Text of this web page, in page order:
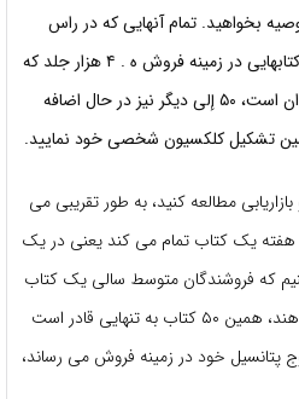
بخواهید. تمام آنهایی که در راس
هستند هر کدام صاحب کلکسیون کتابهایی در زمینه فروش ه . ۴ هزار جلد که
در حال حاضر در خدمت علاقه مندان است، ۵۰ إلى دیگر نیز در حال اضافه
تشکیل کلکسیون شخصی خود نمایید.
مطالعه کنید، به طور تقریبی می
هفته یک کتاب تمام می کند یعنی در یک
کنیم که فروشندگان متوسط سالی یک کتاب
در زمینه فروش مورد مطالعه قرار دهند، همین ۵۰ کتاب به تنهایی قادر است
پتانسیل خود در زمینه فروش می رساند،